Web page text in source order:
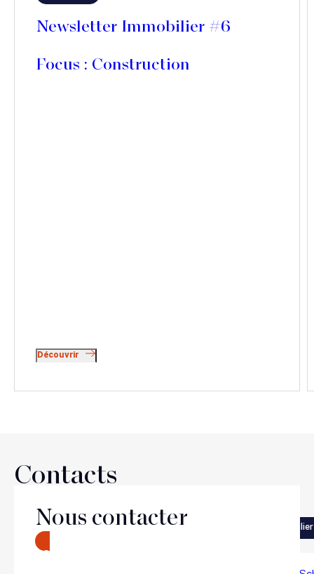
Newsletter Immobilier #6
Focus : Construction
Découvrir
Contacts
Immobilier Immobilier
Nous contacter